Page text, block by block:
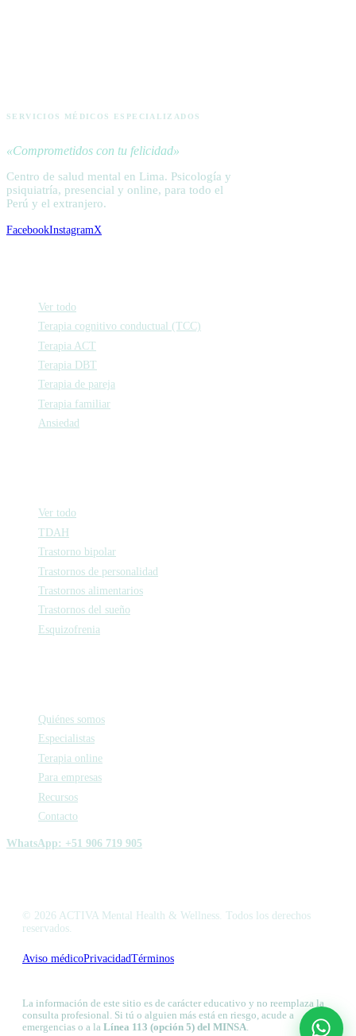
SERVICIOS MÉDICOS ESPECIALIZADOS
«Comprometidos con tu felicidad»
Centro de salud mental en Lima. Psicología y
psiquiatría, presencial y online, para todo el
Perú y el extranjero.
FacebookInstagramX
Ver todo
Terapia cognitivo conductual (TCC)
Terapia ACT
Terapia DBT
Terapia de pareja
Terapia familiar
Ansiedad
Ver todo
TDAH
Trastorno bipolar
Trastornos de personalidad
Trastornos alimentarios
Trastornos del sueño
Esquizofrenia
Quiénes somos
Especialistas
Terapia online
Para empresas
Recursos
Contacto
WhatsApp: +51 906 719 905
© 2026 ACTIVA Mental Health & Wellness. Todos los derechos
reservados.
Aviso médicoPrivacidadTérminos
La información de este sitio es de carácter educativo y no reemplaza la
consulta profesional. Si tú o alguien más está en riesgo, acude a
emergencias o a la Línea 113 (opción 5) del MINSA